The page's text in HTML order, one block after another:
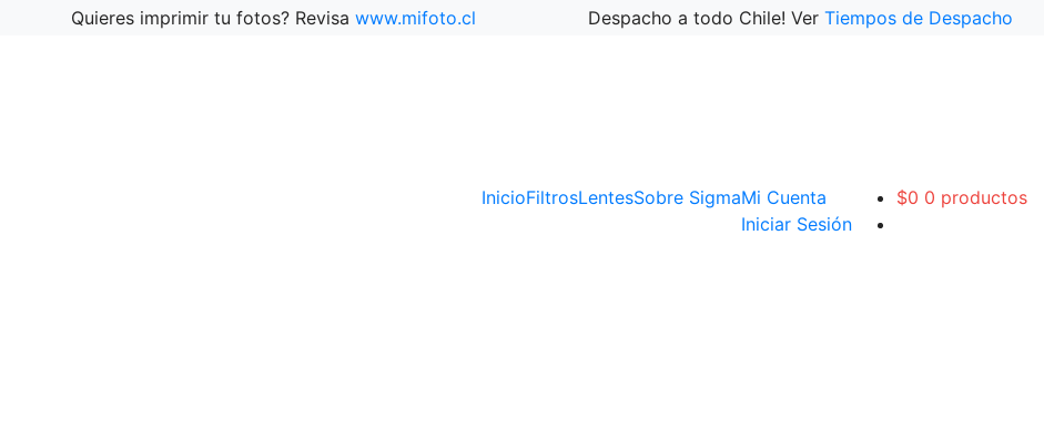
Quieres imprimir tu fotos? Revisa www.mifoto.cl Despacho a todo Chile! Ver Tiempos de Despacho
InicioFiltrosLentesSobre SigmaMi Cuenta
Iniciar Sesión
$0 0 productos